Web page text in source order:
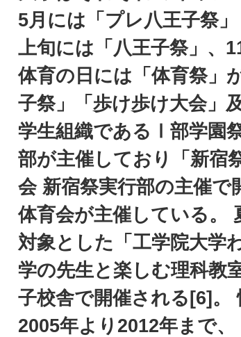
5月には「プレ八王子祭
上旬には「八王子祭」、
体育の日には「体育祭」
子祭」「歩け歩け大会」
学生組織であるⅠ部学園
部が主催しており「新宿
会 新宿祭実行部の主催で
体育会が主催している。
対象とした「工学院大学
学の先生と楽しむ理科教
子校舎で開催される[6]。
2005年より2012年まで